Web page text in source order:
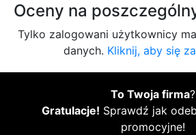
Oceny na
Tylko zalogowani użytkownicy
danych. Kliknij, aby się
To Twoja firma?
Gratulacje! Sprawdź jak
promocyjne!